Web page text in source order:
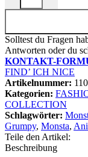
Solltest du Fragen
Antworten oder du
KONTAKT-
FIND’ ICH NICE
Artikelnummer:
Kategorien:
COLLECTION
Schlagwörter:
Grumpy, Monsta,
Teile den Artikel:
Beschreibung